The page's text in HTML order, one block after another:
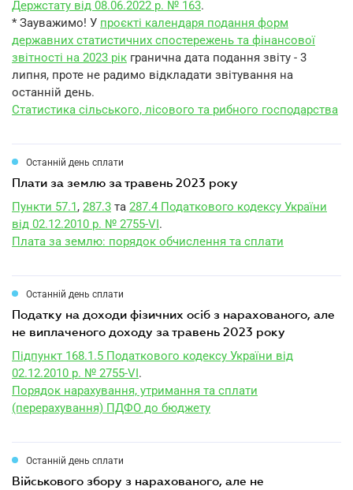
Держстату від 08.06.2022 р. № 163.
* Зауважимо! У проєкті календаря подання форм
державних статистичних спостережень та фінансової
звітності на 2023 рік гранична дата подання звіту - 3
липня, проте не радимо відкладати звітування на
останній день.
Статистика сільського, лісового та рибного господарства
Останній день сплати
плати за землю за травень 2023 року
Пункти 57.1, 287.3 та 287.4 Податкового кодексу України
від 02.12.2010 р. № 2755-VI.
Плата за землю: порядок обчислення та сплати
Останній день сплати
податку на доходи фізичних осіб з нарахованого, але
не виплаченого доходу за травень 2023 року
Підпункт 168.1.5 Податкового кодексу України від
02.12.2010 р. № 2755-VI.
Порядок нарахування, утримання та сплати
(перерахування) ПДФО до бюджету
Останній день сплати
військового збору з нарахованого, але не